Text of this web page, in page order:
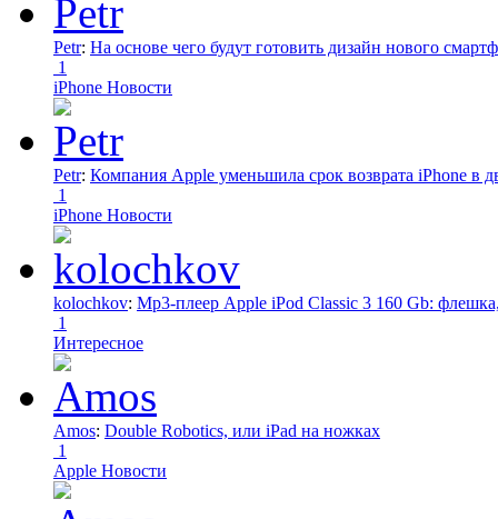
Petr: На основе чего будут готовить дизайн нового
1
iPhone Новости
Petr: Компания Apple уменьшила срок возврата iPhone в
1
iPhone Новости
kolochkov: Mp3-плеер Apple iPod Classic 3 160 Gb:
1
Интересное
Amos: Double Robotics, или iPad на ножках
1
Apple Новости